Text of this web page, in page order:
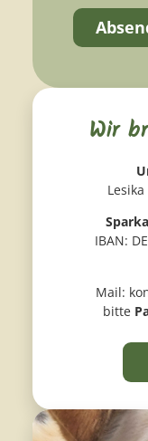
Wir
IBAN:
Mail:
bitte